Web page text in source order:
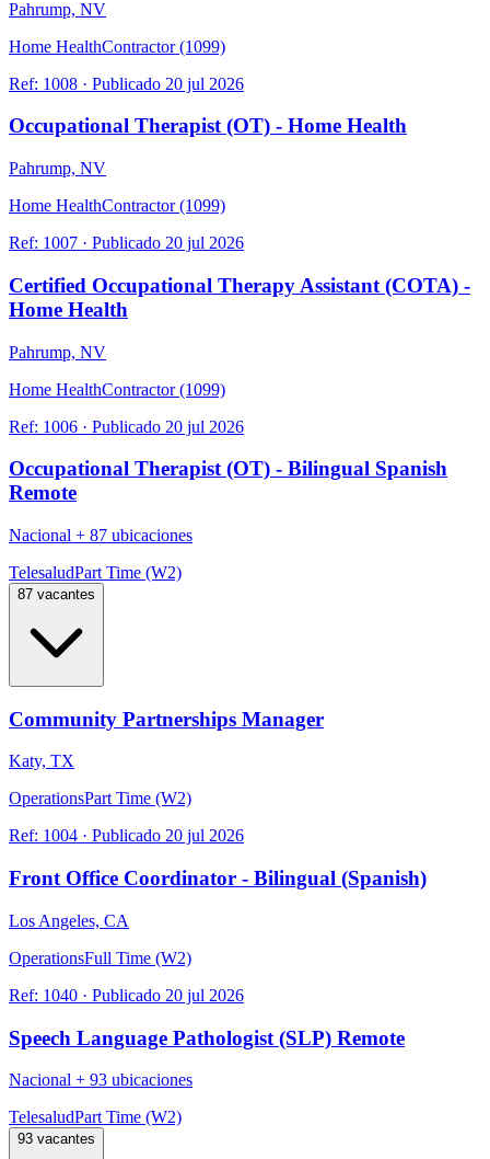
Pahrump, NV
Home HealthContractor (1099)
Ref: 1008 · Publicado 20 jul 2026
Occupational Therapist (OT) - Home Health
Pahrump, NV
Home HealthContractor (1099)
Ref: 1007 · Publicado 20 jul 2026
Certified Occupational Therapy Assistant (COTA) -
Home Health
Pahrump, NV
Home HealthContractor (1099)
Ref: 1006 · Publicado 20 jul 2026
Occupational Therapist (OT) - Bilingual Spanish
Remote
Nacional + 87 ubicaciones
TelesaludPart Time (W2)
87 vacantes
Community Partnerships Manager
Katy, TX
OperationsPart Time (W2)
Ref: 1004 · Publicado 20 jul 2026
Front Office Coordinator - Bilingual (Spanish)
Los Angeles, CA
OperationsFull Time (W2)
Ref: 1040 · Publicado 20 jul 2026
Speech Language Pathologist (SLP) Remote
Nacional + 93 ubicaciones
TelesaludPart Time (W2)
93 vacantes